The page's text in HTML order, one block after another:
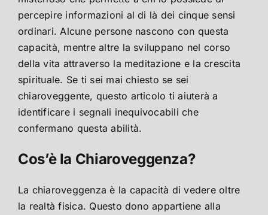
percepire informazioni al di là dei cinque sensi
ordinari. Alcune persone nascono con questa
capacità, mentre altre la sviluppano nel corso
della vita attraverso la meditazione e la crescita
spirituale. Se ti sei mai chiesto se sei
chiaroveggente, questo articolo ti aiuterà a
identificare i segnali inequivocabili che
confermano questa abilità.
Cos’è la Chiaroveggenza?
La chiaroveggenza è la capacità di vedere oltre
la realtà fisica. Questo dono appartiene alla